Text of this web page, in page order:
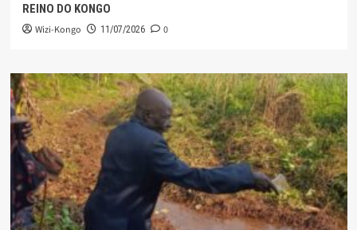
REINO DO KONGO
Wizi-Kongo 11/07/2026 0